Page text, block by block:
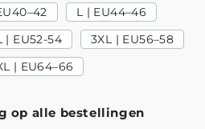
L | EU44–46
| EU52-54
3XL | EU56–58
| EU64–66
op alle bestellingen